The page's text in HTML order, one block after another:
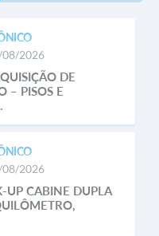
08/2026
DE
– PISOS E
08/2026
UP CABINE DUPLA